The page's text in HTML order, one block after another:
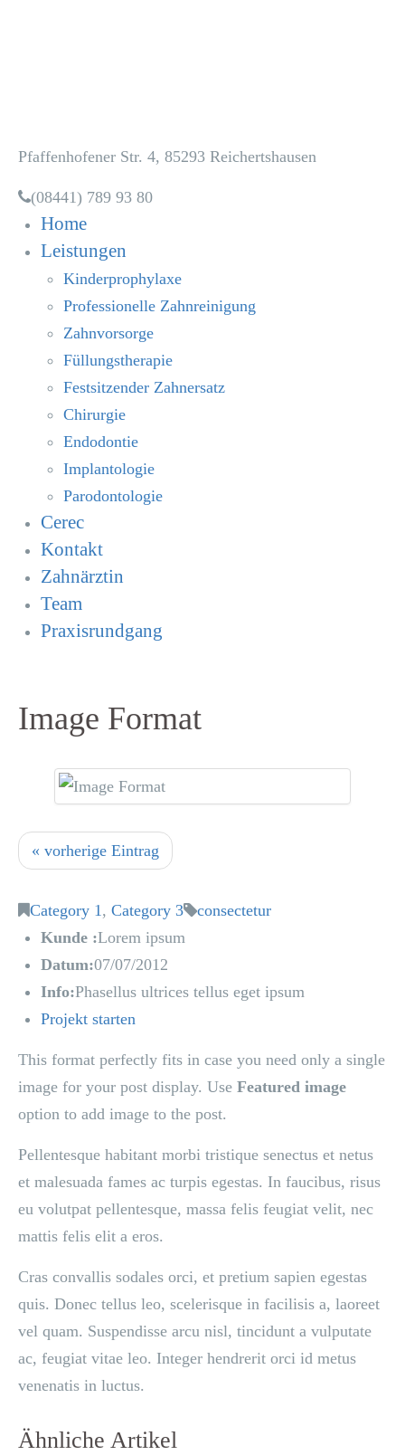
Pfaffenhofener Str. 4, 85293 Reichertshausen
(08441) 789 93 80
Home
Leistungen
Kinderprophylaxe
Professionelle Zahnreinigung
Zahnvorsorge
Füllungstherapie
Festsitzender Zahnersatz
Chirurgie
Endodontie
Implantologie
Parodontologie
Cerec
Kontakt
Zahnärztin
Team
Praxisrundgang
Image Format
« vorherige Eintrag
Category 1, Category 3
consectetur
Kunde :Lorem ipsum
Datum:07/07/2012
Info:Phasellus ultrices tellus eget ipsum
Projekt starten
This format perfectly fits in case you need only a single
image for your post display. Use Featured image
option to add image to the post.
Pellentesque habitant morbi tristique senectus et netus
et malesuada fames ac turpis egestas. In faucibus, risus
eu volutpat pellentesque, massa felis feugiat velit, nec
mattis felis elit a eros.
Cras convallis sodales orci, et pretium sapien egestas
quis. Donec tellus leo, scelerisque in facilisis a, laoreet
vel quam. Suspendisse arcu nisl, tincidunt a vulputate
ac, feugiat vitae leo. Integer hendrerit orci id metus
venenatis in luctus.
Ähnliche Artikel